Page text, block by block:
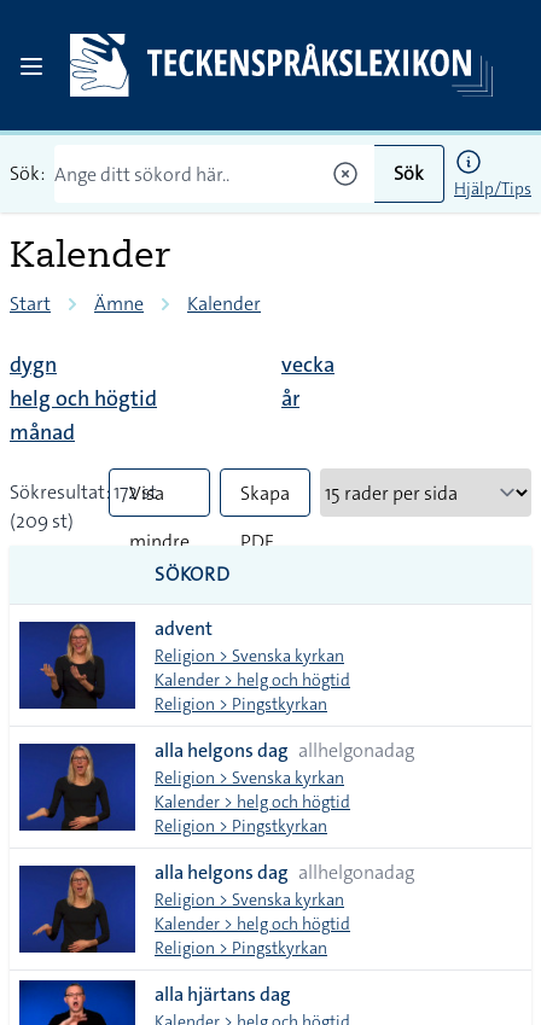
Sök: Sök
Hjälp/Tips
Kalender
Start Ämne Kalender
dygn
helg och högtid
månad
vecka
år
Sökresultat: 172 st
(209 st)
Visa
mindre
tecken
Skapa
PDF
SÖKORD
advent
Religion > Svenska kyrkan
Kalender > helg och högtid
Religion > Pingstkyrkan
alla helgons dag allhelgonadag
Religion > Svenska kyrkan
Kalender > helg och högtid
Religion > Pingstkyrkan
alla helgons dag allhelgonadag
Religion > Svenska kyrkan
Kalender > helg och högtid
Religion > Pingstkyrkan
alla hjärtans dag